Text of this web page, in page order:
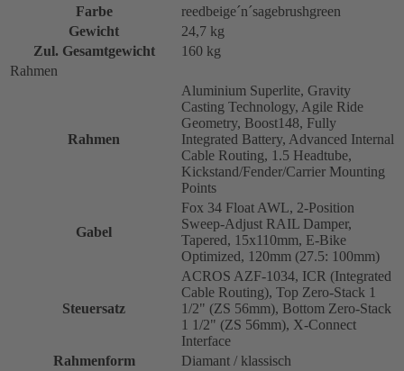
Farbe
reedbeige´n´sagebrushgreen
Gewicht
24,7 kg
Zul. Gesamtgewicht
160 kg
Rahmen
Rahmen
Aluminium Superlite, Gravity
Casting Technology, Agile Ride
Geometry, Boost148, Fully
Integrated Battery, Advanced Internal
Cable Routing, 1.5 Headtube,
Kickstand/Fender/Carrier Mounting
Points
Gabel
Fox 34 Float AWL, 2-Position
Sweep-Adjust RAIL Damper,
Tapered, 15x110mm, E-Bike
Optimized, 120mm (27.5: 100mm)
Steuersatz
ACROS AZF-1034, ICR (Integrated
Cable Routing), Top Zero-Stack 1
1/2" (ZS 56mm), Bottom Zero-Stack
1 1/2" (ZS 56mm), X-Connect
Interface
Rahmenform
Diamant / klassisch